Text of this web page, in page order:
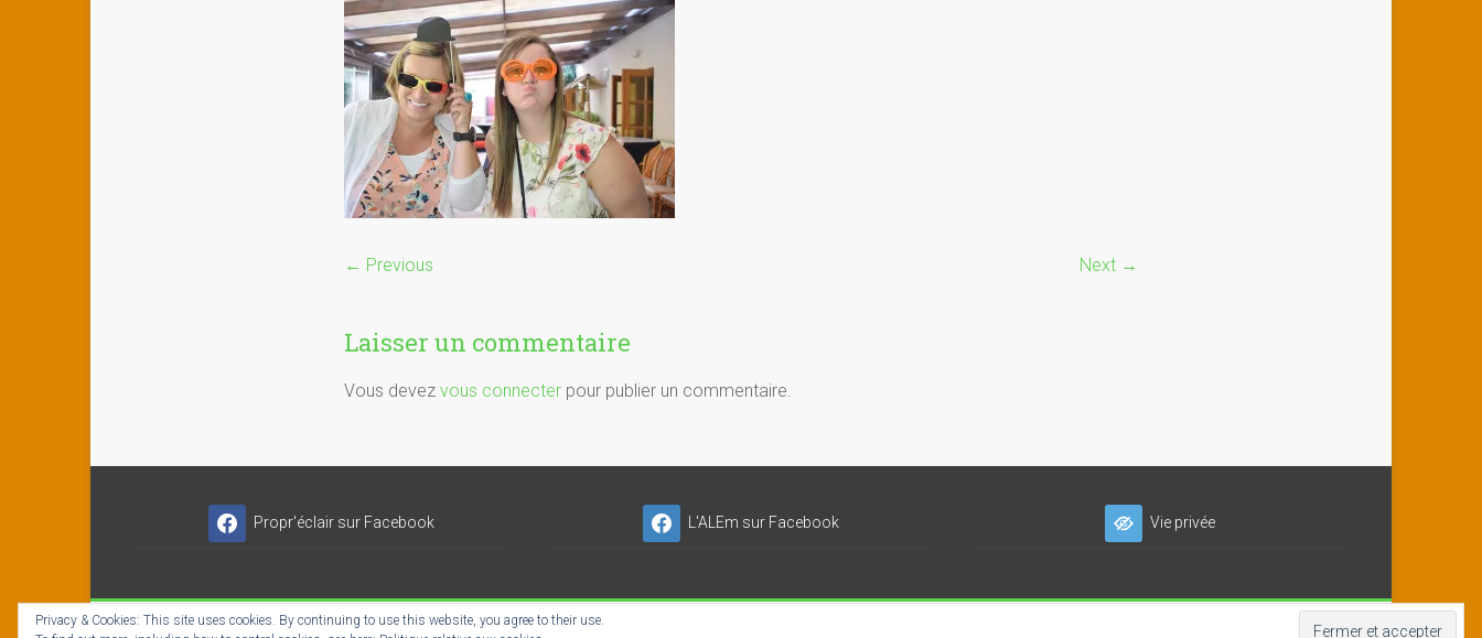
← Previous Next →
Laisser un commentaire
Vous devez vous connecter pour publier un commentaire.
Propr'éclair sur Facebook L'ALEm sur Facebook Vie privée
Copyright © 2026Propr'éclair ✓ Titres-Services- INSER'NET SC-ES
Privacy & Cookies: This site uses cookies. By continuing to use this website, you agree to their use.